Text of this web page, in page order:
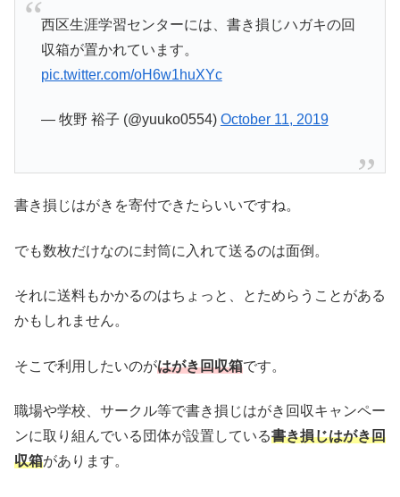
西区生涯学習センターには、書き損じハガキの回
収箱が置かれています。
pic.twitter.com/oH6w1huXYc
— 牧野 裕子 (@yuuko0554) October 11, 2019
書き損じはがきを寄付できたらいいですね。
でも数枚だけなのに封筒に入れて送るのは面倒。
それに送料もかかるのはちょっと、とためらうことがある
かもしれません。
そこで利用したいのがはがき回収箱です。
職場や学校、サークル等で書き損じはがき回収キャンペー
ンに取り組んでいる団体が設置している書き損じはがき回
収箱があります。